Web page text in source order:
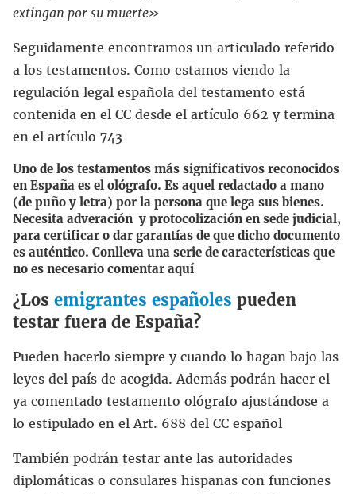
extingan por su muerte»
Seguidamente encontramos un articulado referido
a los testamentos. Como estamos viendo la
regulación legal española del testamento está
contenida en el CC desde el artículo 662 y termina
en el artículo 743
Uno de los testamentos más significativos reconocidos
en España es el ológrafo. Es aquel redactado a mano
(de puño y letra) por la persona que lega sus bienes.
Necesita adveración y protocolización en sede judicial,
para certificar o dar garantías de que dicho documento
es auténtico. Conlleva una serie de características que
no es necesario comentar aquí
¿Los emigrantes españoles pueden
testar fuera de España?
Pueden hacerlo siempre y cuando lo hagan bajo las
leyes del país de acogida. Además podrán hacer el
ya comentado testamento ológrafo ajustándose a
lo estipulado en el Art. 688 del CC español
También podrán testar ante las autoridades
diplomáticas o consulares hispanas con funciones